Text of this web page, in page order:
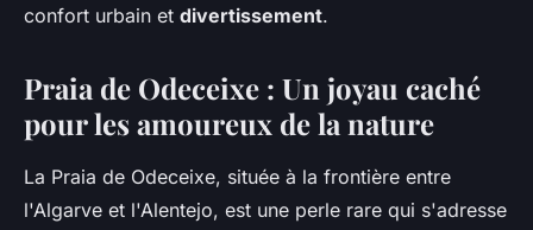
confort urbain et divertissement.
Praia de Odeceixe : Un joyau caché
pour les amoureux de la nature
La Praia de Odeceixe, située à la frontière entre
l'Algarve et l'Alentejo, est une perle rare qui s'adresse